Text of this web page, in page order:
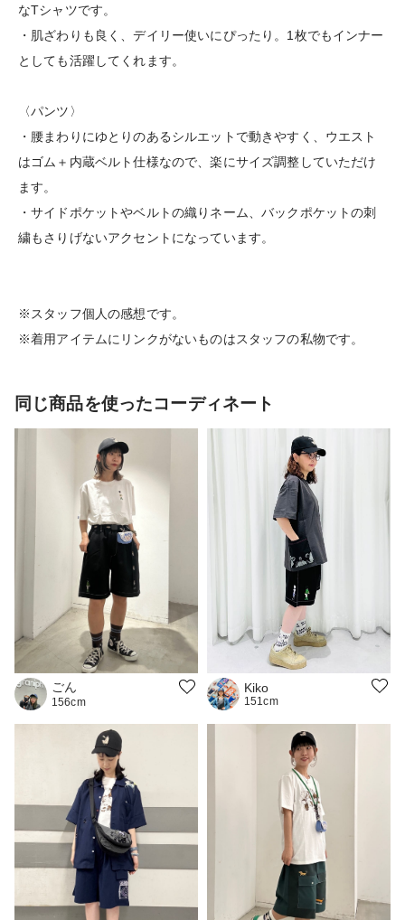
なTシャツです。
・肌ざわりも良く、デイリー使いにぴったり。1枚でもインナー
としても活躍してくれます。
〈パンツ〉
・腰まわりにゆとりのあるシルエットで動きやすく、ウエスト
はゴム＋内蔵ベルト仕様なので、楽にサイズ調整していただけ
ます。
・サイドポケットやベルトの織りネーム、バックポケットの刺
繍もさりげないアクセントになっています。
※スタッフ個人の感想です。
※着用アイテムにリンクがないものはスタッフの私物です。
同じ商品を使ったコーディネート
ごん
156cm
Kiko
151cm